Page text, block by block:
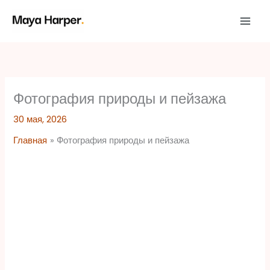
Фотография природы и пейзажа
30 мая, 2026
Главная
Фотография природы и пейзажа